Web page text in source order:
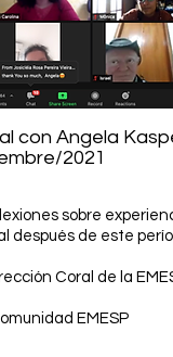
con Angela
2021
sobre
después de este
Coral de la
EMESP